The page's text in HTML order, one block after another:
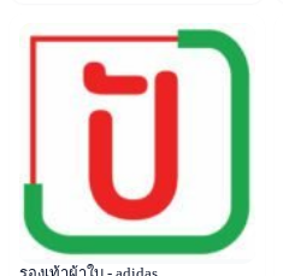
Popular